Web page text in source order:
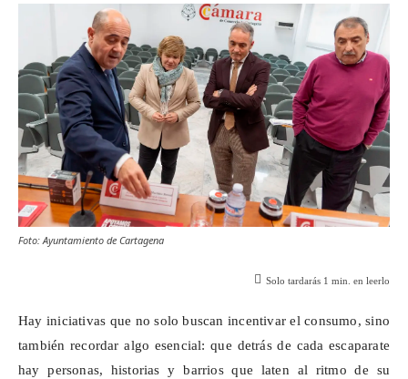
Foto: Ayuntamiento de Cartagena
Solo tardarás 1 min. en leerlo
Hay iniciativas que no solo buscan incentivar el consumo, sino
también recordar algo esencial: que detrás de cada escaparate
hay personas, historias y barrios que laten al ritmo de su